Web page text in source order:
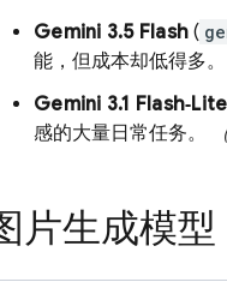
Gemini 3.5 Flash (
能，但成本却低得多。
Gemini 3.1 Flash‑Lite
感的大量日常任务。
片生成模型